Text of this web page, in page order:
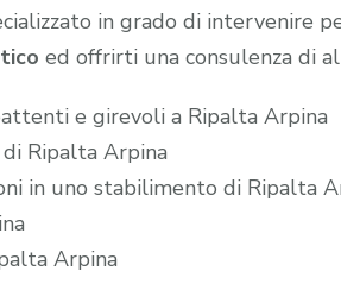
in grado di intervenire
ed offrirti una consulenza di
e girevoli a Ripalta Arpina
Ripalta Arpina
in uno stabilimento di Ripalta
Arpina